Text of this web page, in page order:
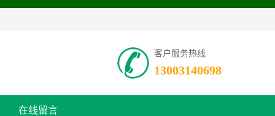
客户服务热线
13003140698
在线留言